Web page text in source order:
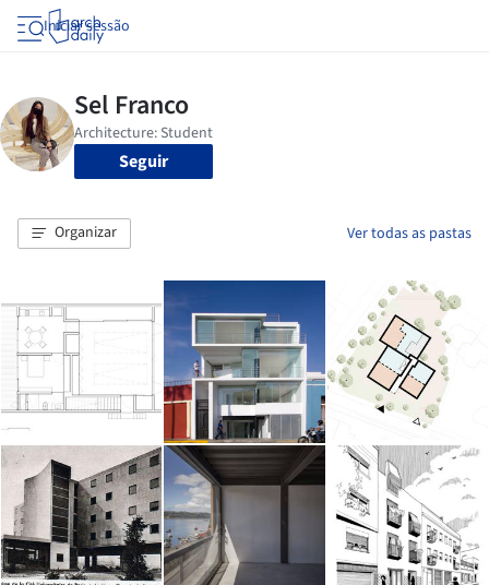
Iniciar sessão
Seguir
Organizar Ver todas as pastas